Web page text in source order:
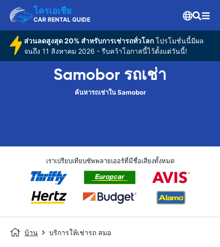
โครเอเชีย
CAR RENTAL GUIDE
ส่วนลดสูงสุด 20% สำหรับการเช่ารถทั่วโลกโปรโมชั่นนี้มีผล
จนถึง 11 สิงหาคม 2026 - รีบคว้าโอกาสนี้ไว้ตั้งแต่วันนี้!
Samobor รถเช่า
ค้นหารถเช่าใน Samobor
เราเปรียบเทียบซัพพลายเออร์ที่มีชื่อเสียงทั้งหมด
บ้าน บริการให้เช่ารถ สมอ